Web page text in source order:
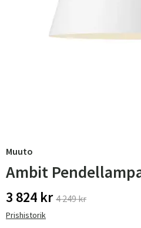
Muuto
Ambit
3 824 kr 4 249 kr
Prishistorik